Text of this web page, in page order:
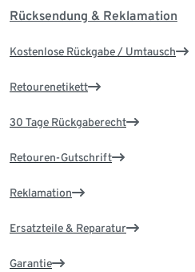
Rücksendung & Reklamation
Kostenlose Rückgabe / Umtausch
Retourenetikett
30 Tage Rückgaberecht
Retouren-Gutschrift
Reklamation
Ersatzteile & Reparatur
Garantie